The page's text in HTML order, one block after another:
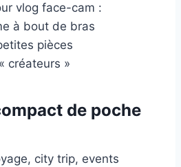
vlog face-cam :
à bout de bras
pièces
créateurs »
de poche
city trip, events